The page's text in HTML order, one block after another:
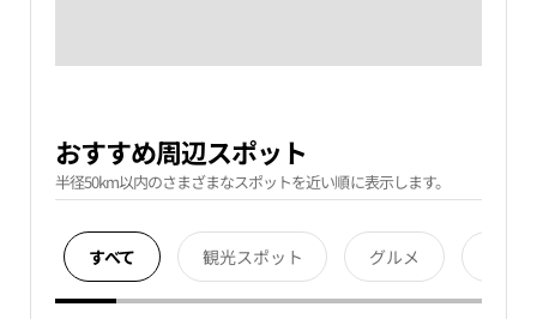
おすすめ周辺スポット
半径50km以内のさまざまなスポットを近い順に表示します。
すべて 観光スポット グルメ